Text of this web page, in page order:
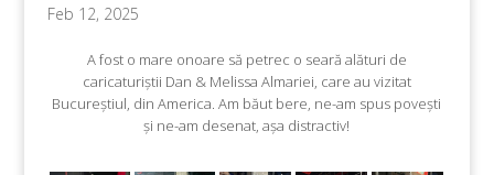
Feb 12, 2025
A fost o mare onoare să petrec o seară alături de
caricaturiștii Dan & Melissa Almariei, care au vizitat
Bucureștiul, din America. Am băut bere, ne-am spus povești
și ne-am desenat, așa distractiv!